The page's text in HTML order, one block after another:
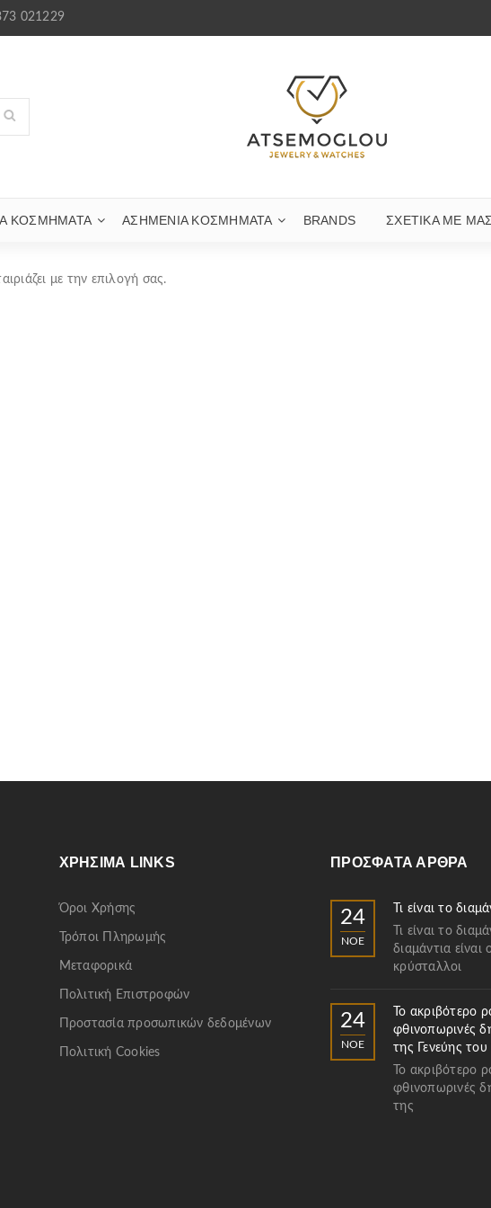
021229
ΚΟΣΜΉΜΑΤΑ ΑΣΗΜΈΝΙΑ ΚΟΣΜΉΜΑΤΑ BRANDS ΣΧΕΤΙΚΆ ΜΕ ΜΑΣ
με την επιλογή σας.
ΧΡΉΣΙΜΑ LINKS
Όροι Χρήσης
Τρόποι Πληρωμής
Μεταφορικά
Πολιτική Επιστροφών
Προστασία προσωπικών δεδομένων
Πολιτική Cookies
ΠΡΌΣΦΑΤΑ ΆΡΘΡΑ
24
ΝΟΈ
Τι είναι το
Τι είναι το
διαμάντια είναι
κρύσταλλοι
24
ΝΟΈ
Το ακριβότερο
φθινοπωρινές
της Γενεύης
Το ακριβότερο
φθινοπωρινές
της